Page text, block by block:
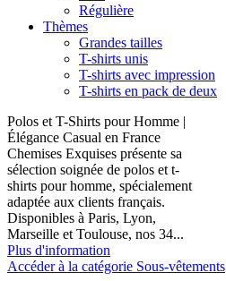
Régulière
Thèmes
Grandes tailles
T-shirts unis
T-shirts avec impression
T-shirts en pack de deux
Polos et T-Shirts pour Homme |
Élégance Casual en France
Chemises Exquises présente sa
sélection soignée de polos et t-
shirts pour homme, spécialement
adaptée aux clients français.
Disponibles à Paris, Lyon,
Marseille et Toulouse, nos 34...
Plus d'information
Accéder à la catégorie Sous-vêtements